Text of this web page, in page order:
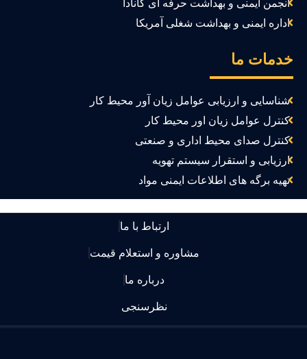
انجمن ایمنی و بهداشت حرفه ای کانادا
اداره ایمنی و بهداشت شغلی آمریکا
ما
شناسایی و ارزیابی عوامل زیان آور محیط کار
کنترل عوامل زیان اور محیط کار
کنترل صدای محیط اداری و صنعتی
ارزیابی و استقرار سیستم تهویه
تهیه برگه های اطلاعات ایمنی مواد
ارتباط با ما
مشاوره و استعلام قیمت
درباره ما
نظرسنجی